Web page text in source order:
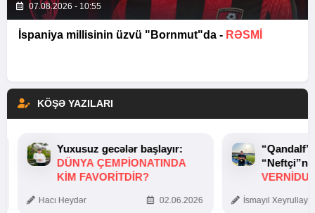
07.08.2026 - 10:55
İspaniya millisinin üzvü "Bornmut"da - RƏSMİ
KÖŞƏ YAZILARI
Yuxusuz gecələr başlayır:
DÜNYA ÇEMPIONATINDA
KIM FAVORITDIR?
Hacı Heydər 02.06.2026 İsmayıl